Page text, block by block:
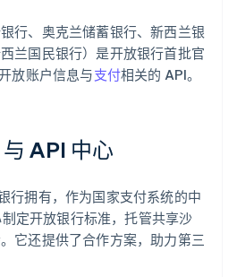
行、奥克兰储蓄银行、新西兰银
兰国民银行）是开放银行首批官
放账户信息与支付相关的 API。
API 中心
行拥有，作为国家支付系统的中
定开放银行标准，托管共享沙
它还提供了合作方案，助力第三